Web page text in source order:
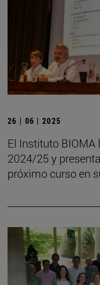
26 | 06 | 2025
El Instituto BIOMA
2024/25 y
próximo curso en